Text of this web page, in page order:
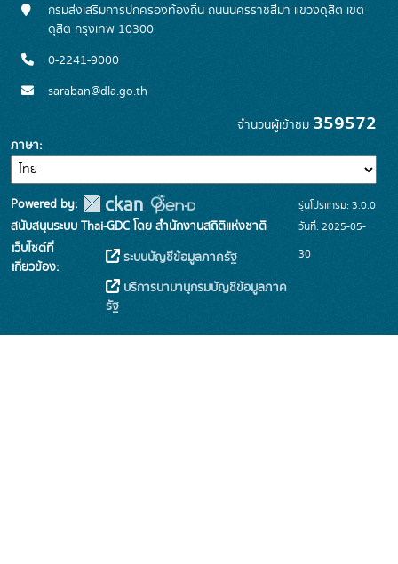
กรมส่งเสริมการปกครองท้องถิ่น ถนนนครราชสีมา แขวงดุสิต เขต
ดุสิต กรุงเทพ 10300
0-2241-9000
saraban@dla.go.th
จำนวนผู้เข้าชม 359572
ภาษา
Powered by:
สนับสนุนระบบ Thai-GDC โดย สำนักงานสถิติแห่งชาติ
เว็บไซต์ที่
เกี่ยวข้อง:
ระบบบัญชีข้อมูลภาครัฐ
บริการนามานุกรมบัญชีข้อมูลภาค
รัฐ
รุ่นโปรแกรม: 3.0.0
วันที่: 2025-05-
30